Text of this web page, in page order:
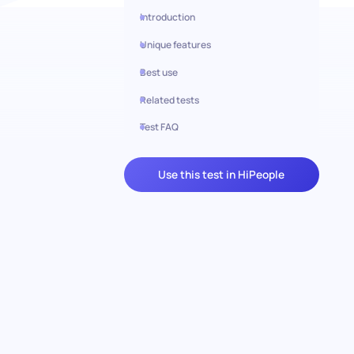
Introduction
Unique features
Best use
Related tests
Test FAQ
Use this test in HiPeople